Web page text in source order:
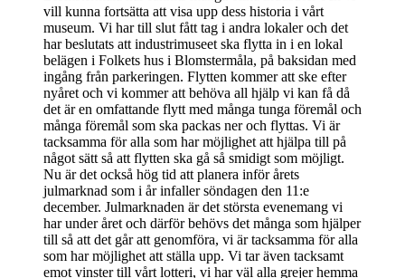
vill kunna fortsätta att visa upp dess historia i vårt
museum. Vi har till slut fått tag i andra lokaler och det
har beslutats att industrimuseet ska flytta in i en lokal
belägen i Folkets hus i Blomstermåla, på baksidan med
ingång från parkeringen. Flytten kommer att ske efter
nyåret och vi kommer att behöva all hjälp vi kan få då
det är en omfattande flytt med många tunga föremål och
många föremål som ska packas ner och flyttas. Vi är
tacksamma för alla som har möjlighet att hjälpa till på
något sätt så att flytten ska gå så smidigt som möjligt.
Nu är det också hög tid att planera inför årets
julmarknad som i år infaller söndagen den 11:e
december. Julmarknaden är det största evenemang vi
har under året och därför behövs det många som hjälper
till så att det går att genomföra, vi är tacksamma för alla
som har möjlighet att ställa upp. Vi tar även tacksamt
emot vinster till vårt lotteri, vi har väl alla grejer hemma